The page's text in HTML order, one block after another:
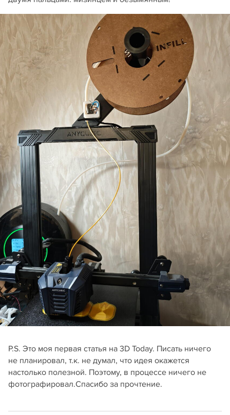
P.S. Это моя первая статья на 3D Today. Писать ничего
не планировал, т.к. не думал, что идея окажется
настолько полезной. Поэтому, в процессе ничего не
фотографировал.Спасибо за прочтение.